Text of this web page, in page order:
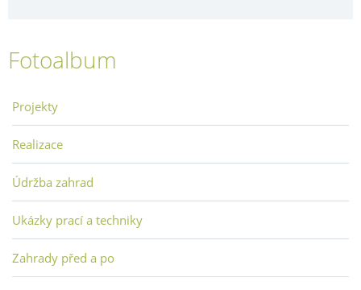
Fotoalbum
Projekty
Realizace
Údržba zahrad
Ukázky prací a techniky
Zahrady před a po